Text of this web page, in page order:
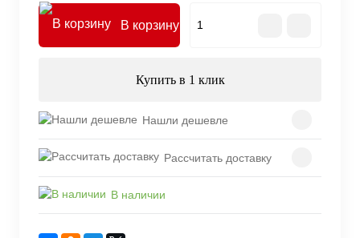
В корзину
Купить в 1 клик
Нашли дешевле
Рассчитать доставку
В наличии